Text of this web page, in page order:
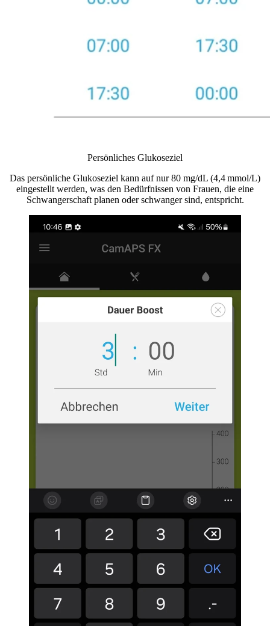
Persönliches Glukoseziel
Das persönliche Glukoseziel kann auf nur 80 mg/dL (4,4 mmol/L)
eingestellt werden, was den Bedürfnissen von Frauen, die eine
Schwangerschaft planen oder schwanger sind, entspricht.